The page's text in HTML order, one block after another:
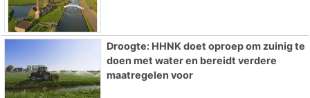
Droogte: HHNK doet oproep om zuinig te
doen met water en bereidt verdere
maatregelen voor